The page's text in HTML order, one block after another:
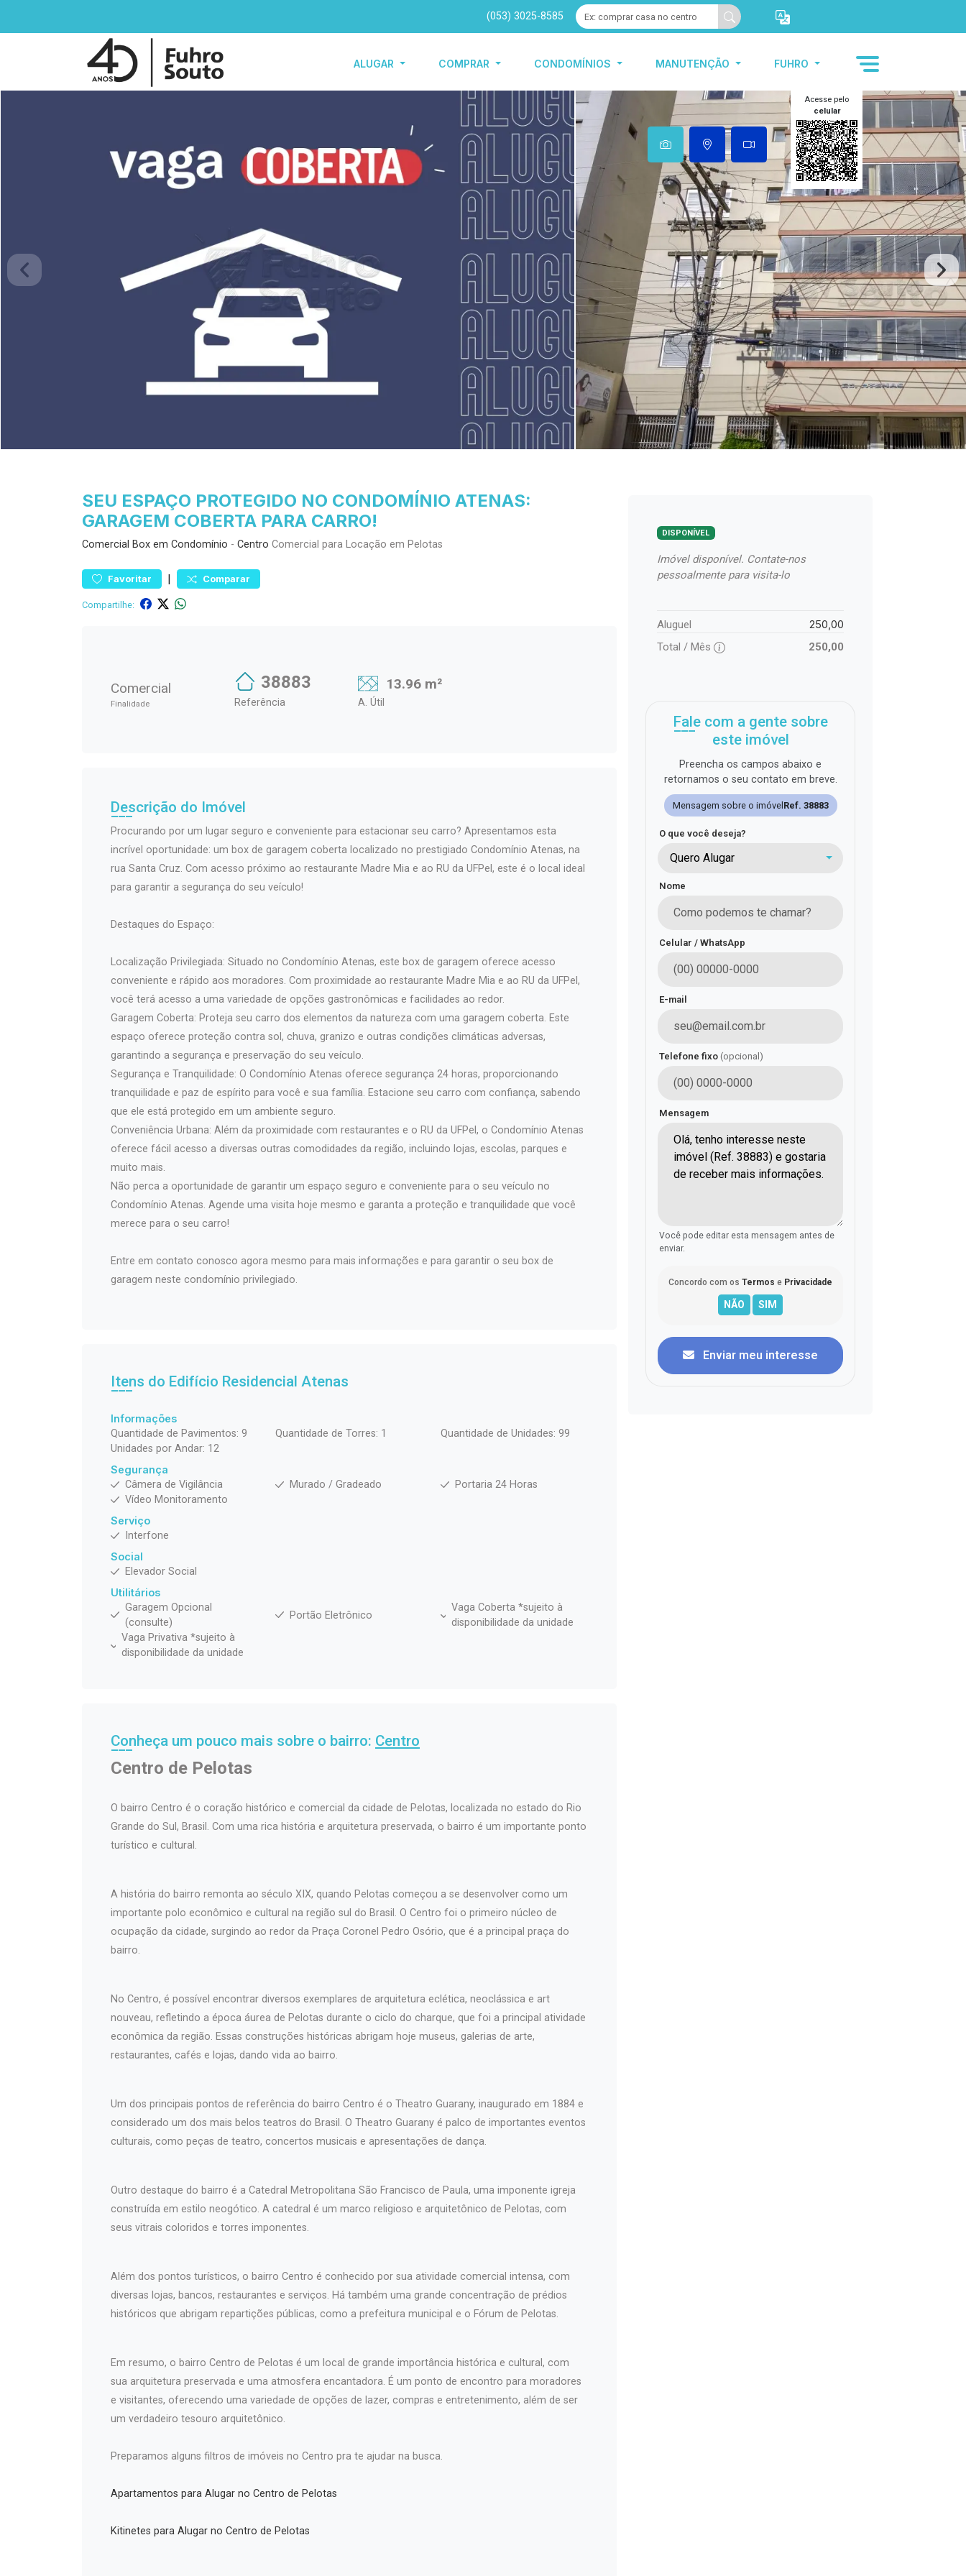
(053) 3025-8585
ALUGAR COMPRAR CONDOMÍNIOS MANUTENÇÃO FUHRO
Acesse pelo
celular
SEU ESPAÇO PROTEGIDO NO CONDOMÍNIO ATENAS:
GARAGEM COBERTA PARA CARRO!
Comercial Box em Condomínio - Centro Comercial para Locação em Pelotas
Favoritar | Comparar
Compartilhe:
Comercial
Finalidade
38883
Referência
13.96 m²
A. Útil
Descrição do Imóvel
Procurando por um lugar seguro e conveniente para estacionar seu carro? Apresentamos esta
incrível oportunidade: um box de garagem coberta localizado no prestigiado Condomínio Atenas, na
rua Santa Cruz. Com acesso próximo ao restaurante Madre Mia e ao RU da UFPel, este é o local ideal
para garantir a segurança do seu veículo!
Destaques do Espaço:
Localização Privilegiada: Situado no Condomínio Atenas, este box de garagem oferece acesso
conveniente e rápido aos moradores. Com proximidade ao restaurante Madre Mia e ao RU da UFPel,
você terá acesso a uma variedade de opções gastronômicas e facilidades ao redor.
Garagem Coberta: Proteja seu carro dos elementos da natureza com uma garagem coberta. Este
espaço oferece proteção contra sol, chuva, granizo e outras condições climáticas adversas,
garantindo a segurança e preservação do seu veículo.
Segurança e Tranquilidade: O Condomínio Atenas oferece segurança 24 horas, proporcionando
tranquilidade e paz de espírito para você e sua família. Estacione seu carro com confiança, sabendo
que ele está protegido em um ambiente seguro.
Conveniência Urbana: Além da proximidade com restaurantes e o RU da UFPel, o Condomínio Atenas
oferece fácil acesso a diversas outras comodidades da região, incluindo lojas, escolas, parques e
muito mais.
Não perca a oportunidade de garantir um espaço seguro e conveniente para o seu veículo no
Condomínio Atenas. Agende uma visita hoje mesmo e garanta a proteção e tranquilidade que você
merece para o seu carro!
Entre em contato conosco agora mesmo para mais informações e para garantir o seu box de
garagem neste condomínio privilegiado.
Itens do Edifício Residencial Atenas
Informações
Quantidade de Pavimentos: 9
Quantidade de Torres: 1
Quantidade de Unidades: 99
Unidades por Andar: 12
Segurança
Câmera de Vigilância
Murado / Gradeado
Portaria 24 Horas
Vídeo Monitoramento
Serviço
Interfone
Social
Elevador Social
Utilitários
Garagem Opcional
(consulte)
Portão Eletrônico
Vaga Coberta *sujeito à
disponibilidade da unidade
Vaga Privativa *sujeito à
disponibilidade da unidade
Conheça um pouco mais sobre o bairro: Centro
Centro de Pelotas
O bairro Centro é o coração histórico e comercial da cidade de Pelotas, localizada no estado do Rio
Grande do Sul, Brasil. Com uma rica história e arquitetura preservada, o bairro é um importante ponto
turístico e cultural.
A história do bairro remonta ao século XIX, quando Pelotas começou a se desenvolver como um
importante polo econômico e cultural na região sul do Brasil. O Centro foi o primeiro núcleo de
ocupação da cidade, surgindo ao redor da Praça Coronel Pedro Osório, que é a principal praça do
bairro.
No Centro, é possível encontrar diversos exemplares de arquitetura eclética, neoclássica e art
nouveau, refletindo a época áurea de Pelotas durante o ciclo do charque, que foi a principal atividade
econômica da região. Essas construções históricas abrigam hoje museus, galerias de arte,
restaurantes, cafés e lojas, dando vida ao bairro.
Um dos principais pontos de referência do bairro Centro é o Theatro Guarany, inaugurado em 1884 e
considerado um dos mais belos teatros do Brasil. O Theatro Guarany é palco de importantes eventos
culturais, como peças de teatro, concertos musicais e apresentações de dança.
Outro destaque do bairro é a Catedral Metropolitana São Francisco de Paula, uma imponente igreja
construída em estilo neogótico. A catedral é um marco religioso e arquitetônico de Pelotas, com
seus vitrais coloridos e torres imponentes.
Além dos pontos turísticos, o bairro Centro é conhecido por sua atividade comercial intensa, com
diversas lojas, bancos, restaurantes e serviços. Há também uma grande concentração de prédios
históricos que abrigam repartições públicas, como a prefeitura municipal e o Fórum de Pelotas.
Em resumo, o bairro Centro de Pelotas é um local de grande importância histórica e cultural, com
sua arquitetura preservada e uma atmosfera encantadora. É um ponto de encontro para moradores
e visitantes, oferecendo uma variedade de opções de lazer, compras e entretenimento, além de ser
um verdadeiro tesouro arquitetônico.
Preparamos alguns filtros de imóveis no Centro pra te ajudar na busca.
Apartamentos para Alugar no Centro de Pelotas
Kitinetes para Alugar no Centro de Pelotas
DISPONÍVEL
Imóvel disponível. Contate-nos
pessoalmente para visita-lo
Aluguel 250,00
Total / Mês 250,00
Fale com a gente sobre
este imóvel
Preencha os campos abaixo e
retornamos o seu contato em breve.
Mensagem sobre o imóvel Ref. 38883
O que você deseja?
Quero Alugar
Nome
Celular / WhatsApp
E-mail
Telefone fixo (opcional)
Mensagem
Você pode editar esta mensagem antes de
enviar.
Concordo com os Termos e Privacidade
Enviar meu interesse